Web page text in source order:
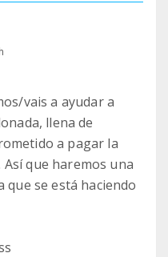
vais a ayudar a
llena de
a pagar la
que haremos una
que se está haciendo